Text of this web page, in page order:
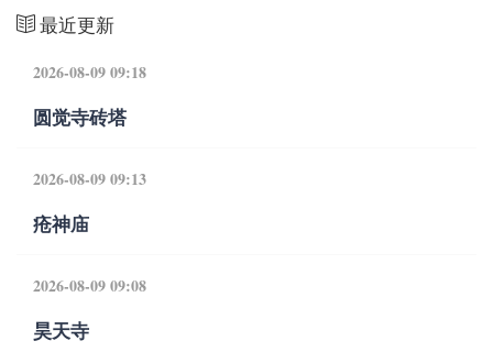
最近更新
2026-08-09 09:18
圆觉寺砖塔
2026-08-09 09:13
疮神庙
2026-08-09 09:08
昊天寺